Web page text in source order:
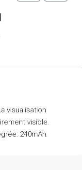
visualisation
visible.
240mAh.